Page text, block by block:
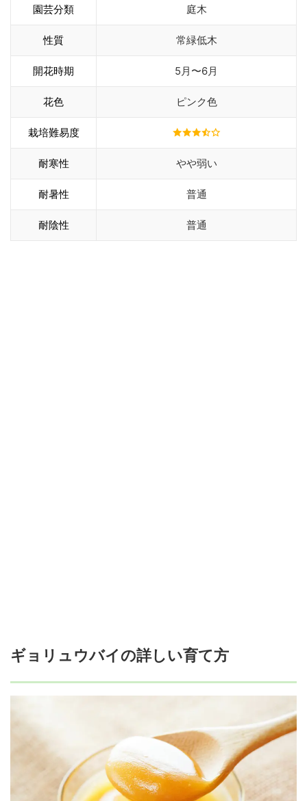
園芸分類 庭木
性質 常緑低木
開花時期 5月〜6月
花色 ピンク色
栽培難易度
耐寒性 やや弱い
耐暑性 普通
耐陰性 普通
ギョリュウバイの詳しい育て方